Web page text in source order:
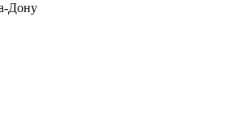
Дону